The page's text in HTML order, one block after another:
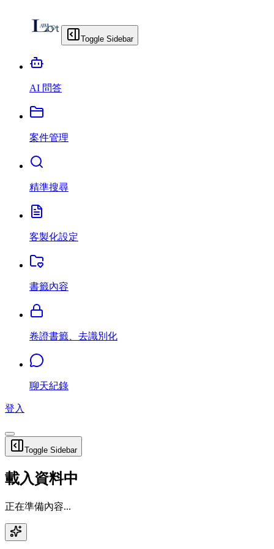
Toggle Sidebar
AI 問答
案件管理
精準搜尋
客製化設定
書籤內容
卷證書籤、去識別化
聊天紀錄
登入
Toggle Sidebar
載入資料中
正在準備內容...